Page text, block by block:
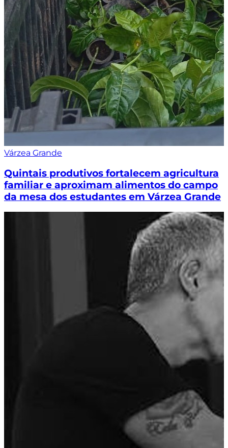
Várzea Grande
Quintais produtivos fortalecem agricultura
familiar e aproximam alimentos do campo
da mesa dos estudantes em Várzea Grande